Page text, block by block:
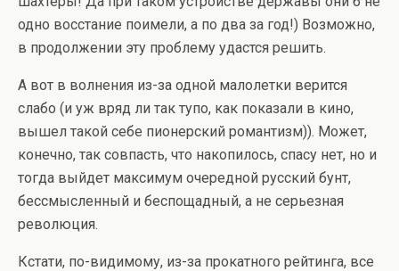
одно восстание поимели, а по два за год!) Возможно,
в продолжении эту проблему удастся решить.
А вот в волнения из-за одной малолетки верится
слабо (и уж вряд ли так тупо, как показали в кино,
вышел такой себе пионерский романтизм)). Может,
конечно, так совпасть, что накопилось, спасу нет, но и
тогда выйдет максимум очередной русский бунт,
бессмысленный и беспощадный, а не серьезная
революция.
Кстати, по-видимому, из-за прокатного рейтинга, все